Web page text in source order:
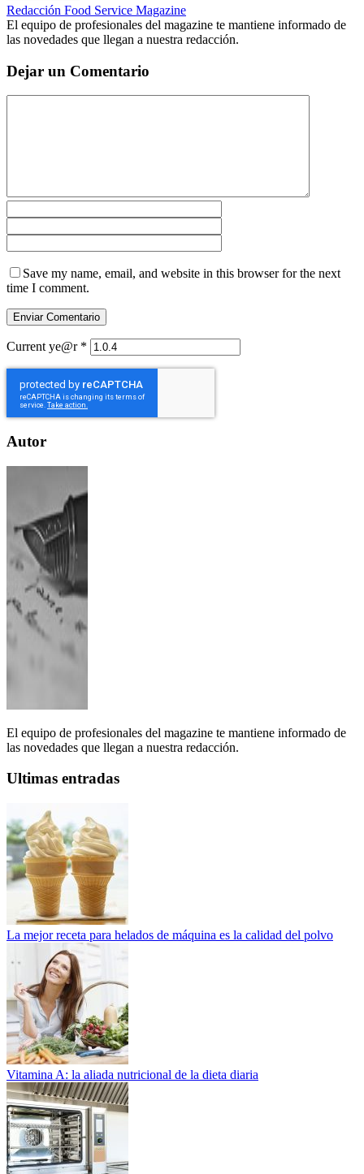
Redacción Food Service Magazine
El equipo de profesionales del magazine te mantiene informado de
las novedades que llegan a nuestra redacción.
Dejar un Comentario
Save my name, email, and website in this browser for the next
time I comment.
Current ye@r *
Autor
El equipo de profesionales del magazine te mantiene informado de
las novedades que llegan a nuestra redacción.
Ultimas entradas
La mejor receta para helados de máquina es la calidad del polvo
Vitamina A: la aliada nutricional de la dieta diaria